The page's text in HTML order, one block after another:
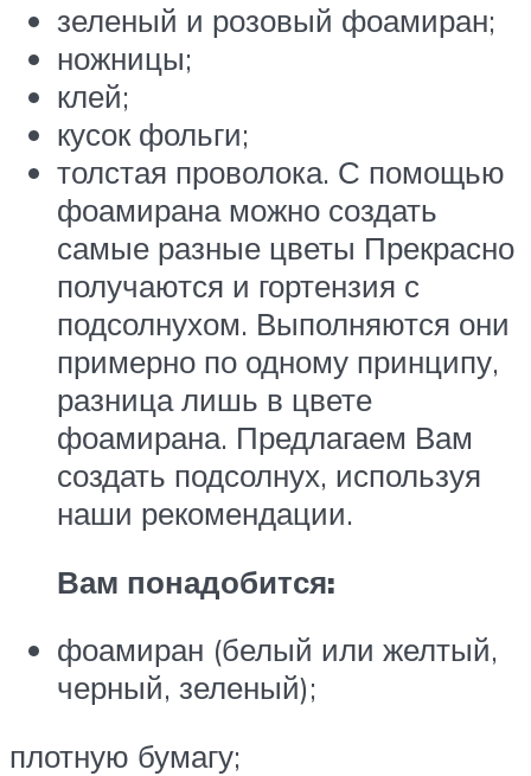
зеленый и розовый фоамиран;
ножницы;
клей;
кусок фольги;
толстая проволока. С помощью
фоамирана можно создать
самые разные цветы Прекрасно
получаются и гортензия с
подсолнухом. Выполняются они
примерно по одному принципу,
разница лишь в цвете
фоамирана. Предлагаем Вам
создать подсолнух, используя
наши рекомендации.
Вам понадобится:
фоамиран (белый или желтый,
черный, зеленый);
плотную бумагу;